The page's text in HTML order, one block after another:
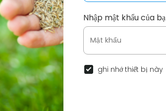
Nhập mật khẩu của
ghi nhớ thiết bị này